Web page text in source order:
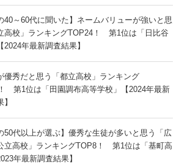
40～60代に聞いた】ネームバリューが強いと思
高校」ランキングTOP24！ 第1位は「日比谷
2024年最新調査結果】
優秀だと思う「都立高校」ランキング
第1位は「田園調布高等学校」【2024年最新
50代以上が選ぶ】優秀な生徒が多いと思う「広
立高校」ランキングTOP8！ 第1位は「基町高
年最新調査結果】